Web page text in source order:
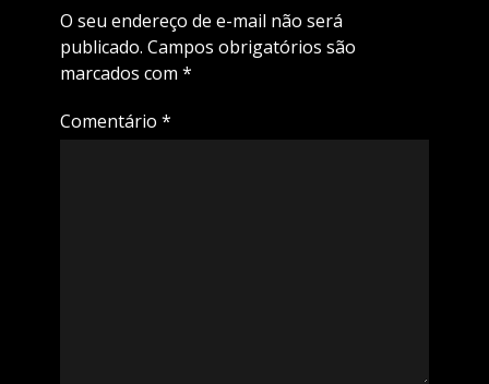
O seu endereço de e-mail não será
publicado. Campos obrigatórios são
marcados com *
Comentário *